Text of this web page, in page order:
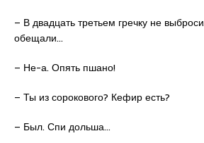
– В двадцать третьем гречку не
обещали…
– Не-а. Опять пшано!
– Ты из сорокового? Кефир есть?
– Был. Спи дольша…